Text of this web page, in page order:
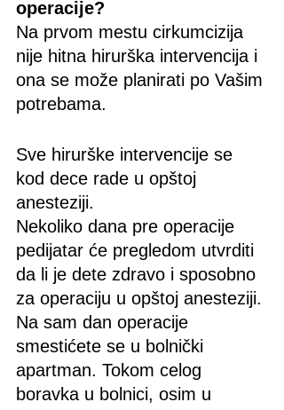
operacije?
Na prvom mestu cirkumcizija
nije hitna hirurška intervencija i
ona se može planirati po Vašim
potrebama.
Sve hirurške intervencije se
kod dece rade u opštoj
anesteziji.
Nekoliko dana pre operacije
pedijatar će pregledom utvrditi
da li je dete zdravo i sposobno
za operaciju u opštoj anesteziji.
Na sam dan operacije
smestićete se u bolnički
apartman. Tokom celog
boravka u bolnici, osim u